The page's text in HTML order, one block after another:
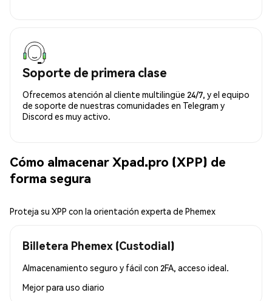
Soporte de primera clase
Ofrecemos atención al cliente multilingüe 24/7, y el equipo
de soporte de nuestras comunidades en Telegram y
Discord es muy activo.
Cómo almacenar Xpad.pro (XPP) de
forma segura
Proteja su XPP con la orientación experta de Phemex
Billetera Phemex (Custodial)
Almacenamiento seguro y fácil con 2FA, acceso ideal.
Mejor para uso diario